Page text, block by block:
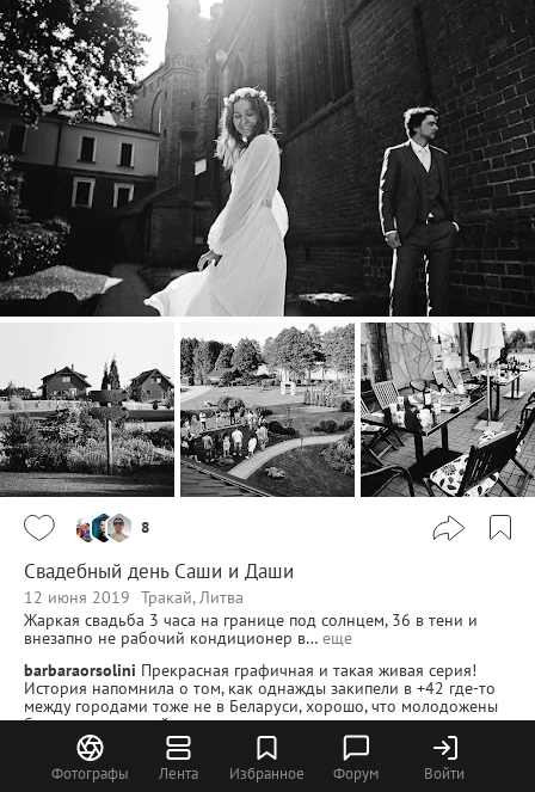
Фотографы Лента Избранное Форум Войти
8
Свадебный день Саши и Даши
12 июня 2019 Тракай, Литва
Жаркая свадьба 3 часа на границе под солнцем, 36 в тени и
внезапно не рабочий кондиционер в… еще
barbaraorsolini Прекрасная графичная и такая живая серия!
История напомнила о том, как однажды закипели в +42 где-то
между городами тоже не в Беларуси, хорошо, что молодожены
были на отдельной машине и удалось успеть закончить съемку
на закате, как планировали.
ivanko Спасибо за Вашу историю. Спасибо за отзыв.